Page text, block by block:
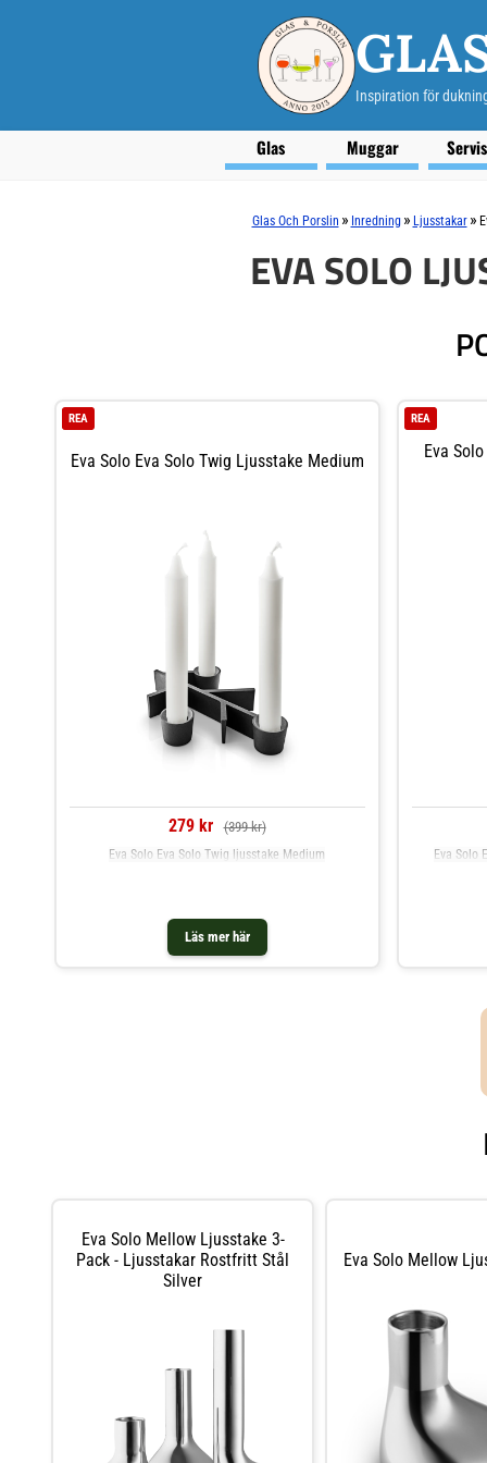
Inspiration för
Glas Muggar
Glas Och Porslin » Inredning » Ljusstakar »
EVA SOLO
Eva Solo Eva Solo Twig Ljusstake Medium
REA
279 kr (399 kr)
Läs mer här
Eva Solo Eva Solo Twig ljusstake Medium
Eva
REA
Eva Solo
Eva Solo Mellow Ljusstake 3-
Pack - Ljusstakar Rostfritt Stål
Silver
Eva Solo Mellow